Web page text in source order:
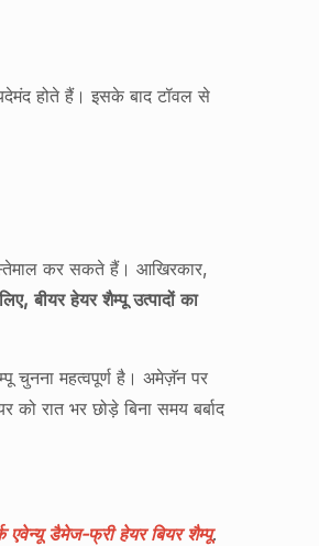
होते हैं। इसके बाद टॉवल से
कर सकते हैं। आखिरकार,
बीयर हेयर शैम्पू उत्पादों का
चुनना महत्वपूर्ण है। अमेज़ॅन पर
को रात भर छोड़े बिना समय बर्बाद
एवेन्यू डैमेज-फ्री हेयर बियर शैम्पू.